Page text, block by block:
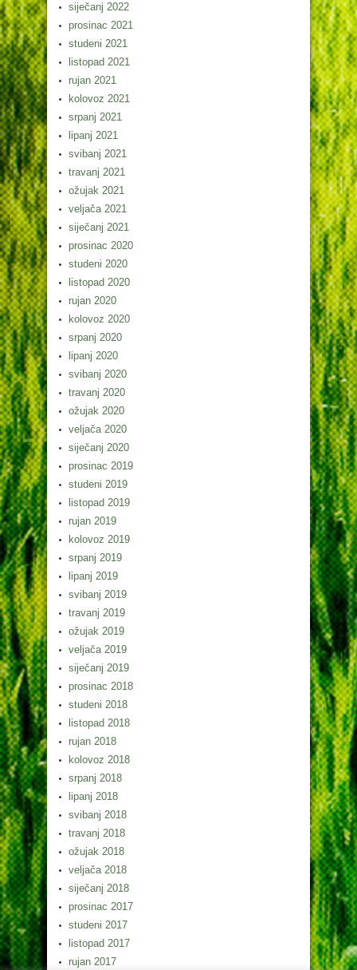
siječanj 2022
prosinac 2021
studeni 2021
listopad 2021
rujan 2021
kolovoz 2021
srpanj 2021
lipanj 2021
svibanj 2021
travanj 2021
ožujak 2021
veljača 2021
siječanj 2021
prosinac 2020
studeni 2020
listopad 2020
rujan 2020
kolovoz 2020
srpanj 2020
lipanj 2020
svibanj 2020
travanj 2020
ožujak 2020
veljača 2020
siječanj 2020
prosinac 2019
studeni 2019
listopad 2019
rujan 2019
kolovoz 2019
srpanj 2019
lipanj 2019
svibanj 2019
travanj 2019
ožujak 2019
veljača 2019
siječanj 2019
prosinac 2018
studeni 2018
listopad 2018
rujan 2018
kolovoz 2018
srpanj 2018
lipanj 2018
svibanj 2018
travanj 2018
ožujak 2018
veljača 2018
siječanj 2018
prosinac 2017
studeni 2017
listopad 2017
rujan 2017